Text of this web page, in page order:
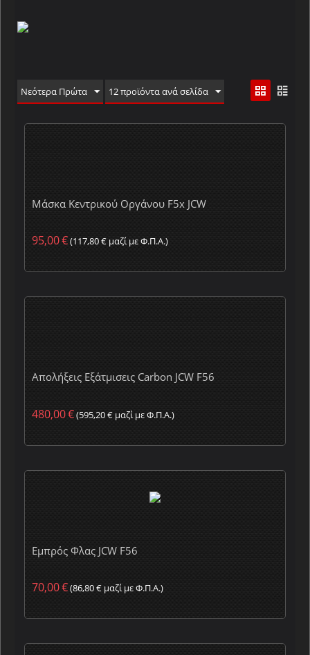
Νεότερα Πρώτα 12 προϊόντα ανά σελίδα
Μάσκα Κεντρικού Οργάνου F5x JCW
95,00€(117,80€ μαζί με Φ.Π.Α.)
Απολήξεις Εξάτμισεις Carbon JCW F56
480,00€(595,20€ μαζί με Φ.Π.Α.)
Εμπρός Φλας JCW F56
70,00€(86,80€ μαζί με Φ.Π.Α.)